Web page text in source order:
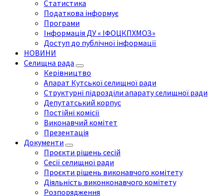
Статистика
Податкова інформує
Програми
Інформація ДУ « ІФОЦКПХМОЗ»
Доступ до публічної інформації
НОВИНИ
Селищна рада
Керівництво
Апарат Кутської селищної ради
Структурні підрозділи апарату селищної ради
Депутатський корпус
Постійні комісії
Виконавчий комітет
Презентація
Документи
Проєкти рішень сесій
Сесії селищної ради
Проєкти рішень виконавчого комітету
Діяльність виконконавчого комітету
Розпорядження